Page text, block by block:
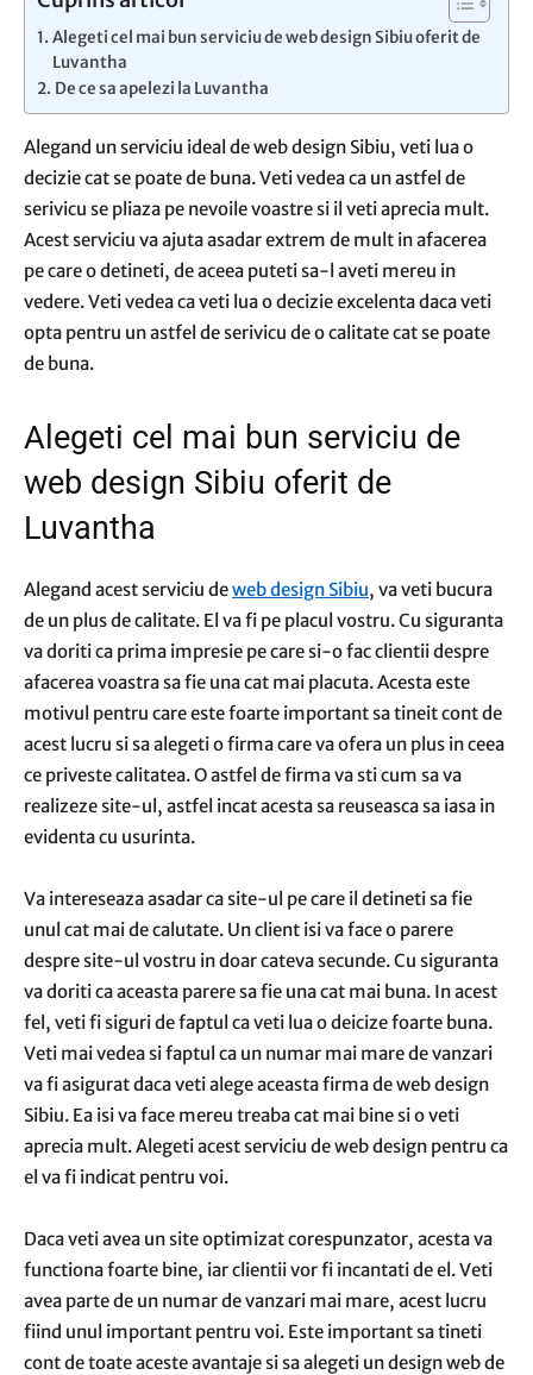
Alegeti cel mai bun serviciu de web design Sibiu oferit de
Luvantha
De ce sa apelezi la Luvantha
Alegand un serviciu ideal de web design Sibiu, veti lua o
decizie cat se poate de buna. Veti vedea ca un astfel de
serivicu se pliaza pe nevoile voastre si il veti aprecia mult.
Acest serviciu va ajuta asadar extrem de mult in afacerea
pe care o detineti, de aceea puteti sa-l aveti mereu in
vedere. Veti vedea ca veti lua o decizie excelenta daca veti
opta pentru un astfel de serivicu de o calitate cat se poate
de buna.
Alegeti cel mai bun serviciu de
web design Sibiu oferit de
Luvantha
Alegand acest serviciu deweb design Sibiu, va veti bucura
de un plus de calitate. El va fi pe placul vostru. Cu siguranta
va doriti ca prima impresie pe care si-o fac clientii despre
afacerea voastra sa fie una cat mai placuta. Acesta este
motivul pentru care este foarte important sa tineit cont de
acest lucru si sa alegeti o firma care va ofera un plus in ceea
ce priveste calitatea. O astfel de firma va sti cum sa va
realizeze site-ul, astfel incat acesta sa reuseasca sa iasa in
evidenta cu usurinta.
Va intereseaza asadar ca site-ul pe care il detineti sa fie
unul cat mai de calutate. Un client isi va face o parere
despre site-ul vostru in doar cateva secunde. Cu siguranta
va doriti ca aceasta parere sa fie una cat mai buna. In acest
fel, veti fi siguri de faptul ca veti lua o deicize foarte buna.
Veti mai vedea si faptul ca un numar mai mare de vanzari
va fi asigurat daca veti alege aceasta firma de web design
Sibiu. Ea isi va face mereu treaba cat mai bine si o veti
aprecia mult. Alegeti acest serviciu de web design pentru ca
el va fi indicat pentru voi.
Daca veti avea un site optimizat corespunzator, acesta va
functiona foarte bine, iar clientii vor fi incantati de el. Veti
avea parte de un numar de vanzari mai mare, acest lucru
fiind unul important pentru voi. Este important sa tineti
cont de toate aceste avantaje si sa alegeti un design web de